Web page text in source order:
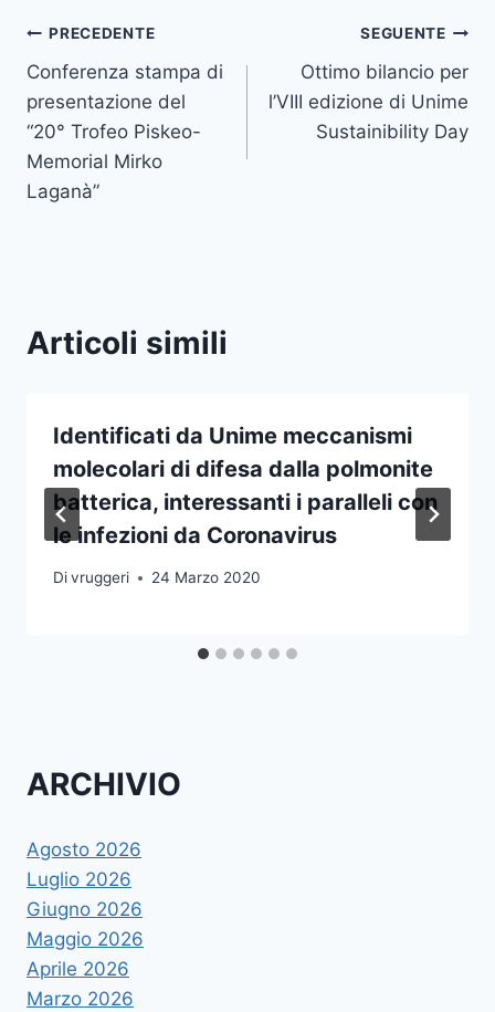
Navigazione
articoli
PRECEDENTE
Conferenza stampa di
presentazione del
“20° Trofeo Piskeo-
Memorial Mirko
Laganà”
SEGUENTE
Ottimo bilancio per
l’VIII edizione di Unime
Sustainibility Day
Articoli simili
Identificati da Unime meccanismi
molecolari di difesa dalla polmonite
batterica, interessanti i paralleli con
le infezioni da Coronavirus
Divruggeri 24 Marzo 2020
ARCHIVIO
Agosto 2026
Luglio 2026
Giugno 2026
Maggio 2026
Aprile 2026
Marzo 2026